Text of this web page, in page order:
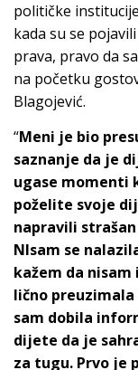
političke
kada su se
prava, pravo da
na početku
Blagojević.
“Meni je bio
saznanje da je
ugase momenti
poželite svoje
napravili
NIsam se
kažem da
lično
sam dobila
dijete da je
za tugu. Prvo je